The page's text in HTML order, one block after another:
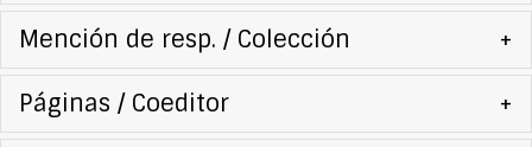
Mención de resp. / Colección +
Páginas / Coeditor +